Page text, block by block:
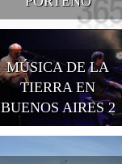
MÚSICA DE LA
TIERRA EN
BUENOS AIRES 2